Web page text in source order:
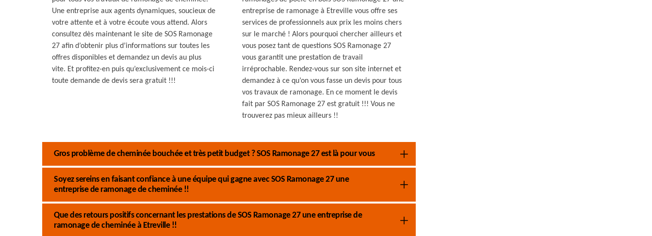
Une entreprise aux agents dynamiques, soucieux de
votre attente et à votre écoute vous attend. Alors
consultez dès maintenant le site de SOS Ramonage
27 afin d’obtenir plus d’informations sur toutes les
offres disponibles et demandez un devis au plus
vite. Et profitez-en puis qu’exclusivement ce mois-ci
toute demande de devis sera gratuit !!!
entreprise de ramonage à Etreville vous offre ses
services de professionnels aux prix les moins chers
sur le marché ! Alors pourquoi chercher ailleurs et
vous posez tant de questions SOS Ramonage 27
vous garantit une prestation de travail
irréprochable. Rendez-vous sur son site internet et
demandez à ce qu’on vous fasse un devis pour tous
vos travaux de ramonage. En ce moment le devis
fait par SOS Ramonage 27 est gratuit !!! Vous ne
trouverez pas mieux ailleurs !!
Gros problème de cheminée bouchée et très petit budget ? SOS Ramonage 27 est là pour vous
Soyez sereins en faisant confiance à une équipe qui gagne avec SOS Ramonage 27 une
entreprise de ramonage de cheminée !!
Que des retours positifs concernant les prestations de SOS Ramonage 27 une entreprise de
ramonage de cheminée à Etreville !!